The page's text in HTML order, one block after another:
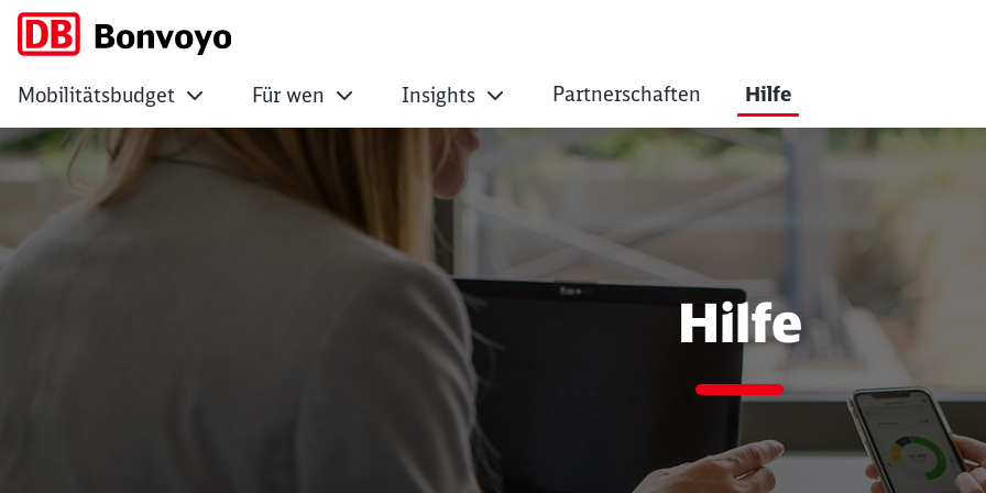
Rabattkarten mit Bonvoyo
Mobilitätsbudget Für wen Insights Partnerschaften Hilfe
Hilfe